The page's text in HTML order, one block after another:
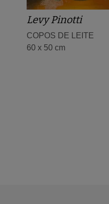
Levy Pinotti
COPOS DE LEITE
60 x 50 cm